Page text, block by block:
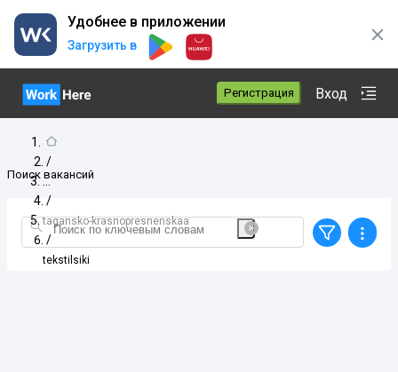
Удобнее в приложении
Загрузить в
Регистрация Вход
/
/
tagansko-krasnopresnenskaa
/
tekstilsiki
Поиск вакансий